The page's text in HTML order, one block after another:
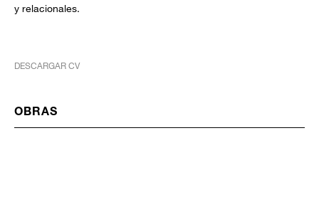
y relacionales.
DESCARGAR CV
OBRAS